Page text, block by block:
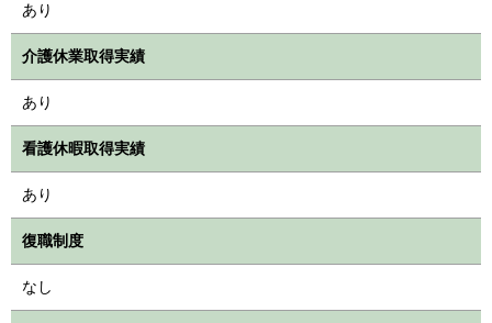
あり
介護休業取得実績
あり
看護休暇取得実績
あり
復職制度
なし